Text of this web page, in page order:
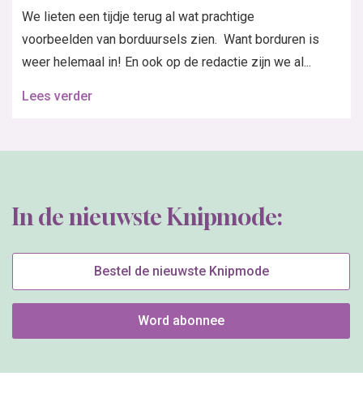
We lieten een tijdje terug al wat prachtige
voorbeelden van borduursels zien. Want borduren is
weer helemaal in! En ook op de redactie zijn we al...
Lees verder
In de nieuwste Knipmode:
Bestel de nieuwste Knipmode
Word abonnee